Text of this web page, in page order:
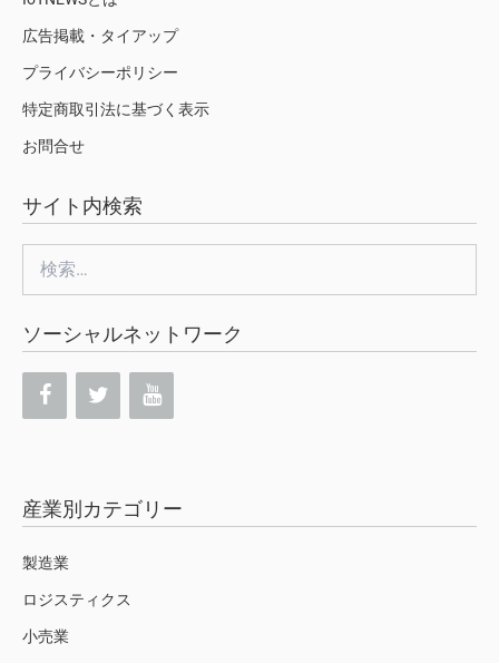
広告掲載・タイアップ
プライバシーポリシー
特定商取引法に基づく表示
お問合せ
サイト内検索
索:
ソーシャルネットワーク
産業別カテゴリー
製造業
ロジスティクス
小売業